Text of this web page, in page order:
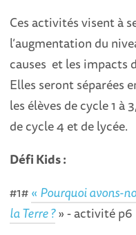
Ces activités visent à
l’augmentation du
causes et les impacts
Elles seront séparées
les élèves de cycle 1 à
de cycle 4 et de lycée.
Défi Kids :
#1#« Pourquoi avons-
la Terre ?» - activité p6